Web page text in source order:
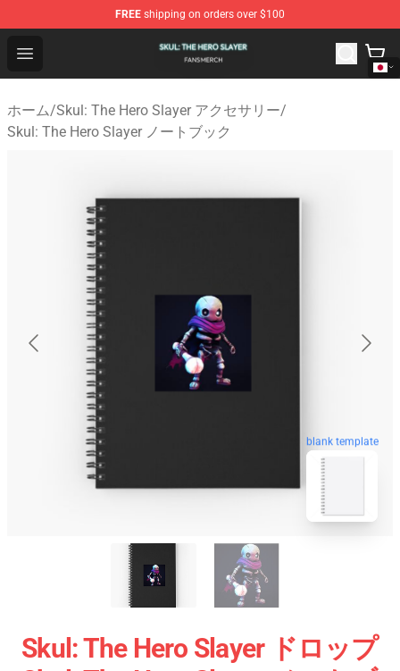
FREE shipping on orders over $100
Open menu
Skul: The Hero Slayer Shop - Official Skul: The Hero
ホーム/Skul: The Hero Slayer アクセサリー/
Skul: The Hero Slayer ノートブック
blank template
Skul: The Hero Slayer ドロップ